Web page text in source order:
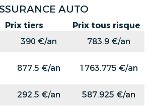
AUTO
Prix tiers
Prix tous risque
390 €/an
783.9 €/an
877.5 €/an 1763.775 €/an
292.5 €/an 587.925 €/an